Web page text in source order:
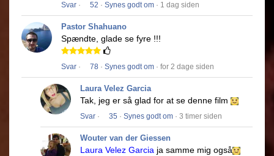
Svar · 52 · Synes godt om · 1 dag siden
Pastor Shahuano
Spændte, glade se fyre !!!
Svar · 78 · Synes godt om · for 2 dage siden
Laura Velez Garcia
Tak, jeg er så glad for at se denne film
Svar · 35 · Synes godt om · 3 timer siden
Wouter van der Giessen
Laura Velez Garcia ja samme mig også